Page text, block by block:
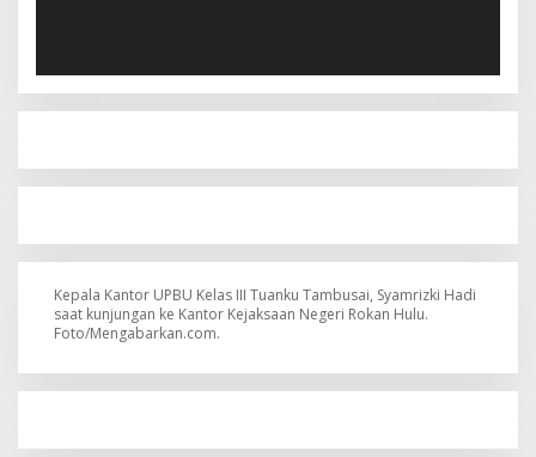
Kepala Kantor UPBU Kelas III Tuanku Tambusai, Syamrizki Hadi
saat kunjungan ke Kantor Kejaksaan Negeri Rokan Hulu.
Foto/Mengabarkan.com.